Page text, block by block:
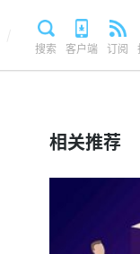
搜索 客户端 订阅
相关推荐